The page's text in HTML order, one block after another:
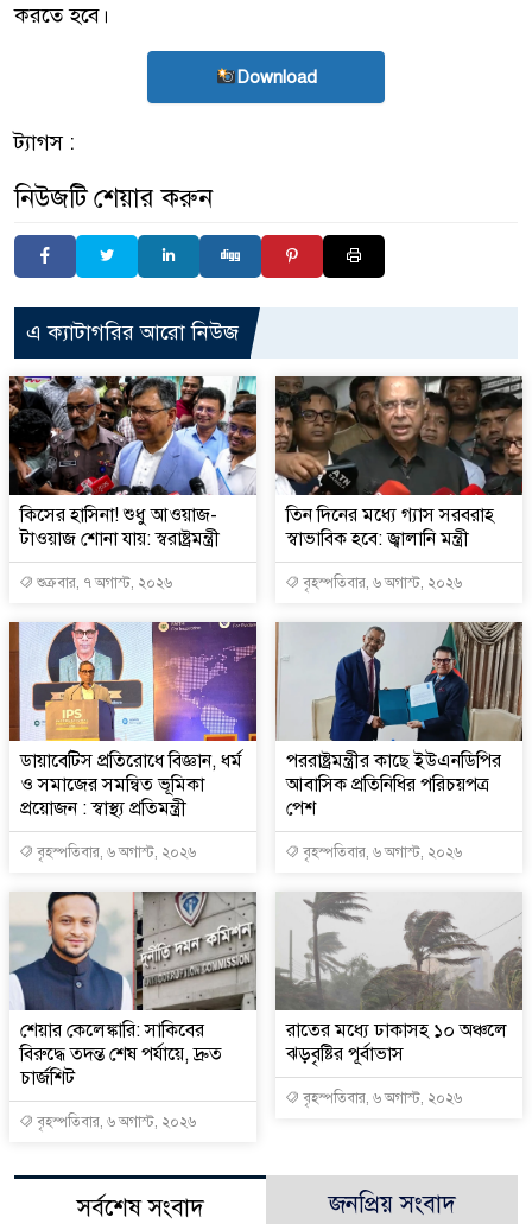
করতে হবে।
Download
ট্যাগস :
নিউজটি শেয়ার করুন
এ ক্যাটাগরির আরো নিউজ
কিসের হাসিনা! শুধু আওয়াজ-
টাওয়াজ শোনা যায়: স্বরাষ্ট্রমন্ত্রী
শুক্রবার, ৭ অগাস্ট, ২০২৬
তিন দিনের মধ্যে গ্যাস সরবরাহ
স্বাভাবিক হবে: জ্বালানি মন্ত্রী
বৃহস্পতিবার, ৬ অগাস্ট, ২০২৬
ডায়াবেটিস প্রতিরোধে বিজ্ঞান, ধর্ম
ও সমাজের সমন্বিত ভূমিকা
প্রয়োজন : স্বাস্থ্য প্রতিমন্ত্রী
বৃহস্পতিবার, ৬ অগাস্ট, ২০২৬
পররাষ্ট্রমন্ত্রীর কা‌ছে ইউএনডিপির
আবাসিক প্রতিনিধির পরিচয়পত্র
পেশ
বৃহস্পতিবার, ৬ অগাস্ট, ২০২৬
শেয়ার কেলেঙ্কারি: সাকিবের
বিরুদ্ধে তদন্ত শেষ পর্যায়ে, দ্রুত
চার্জশিট
বৃহস্পতিবার, ৬ অগাস্ট, ২০২৬
রাতের মধ্যে ঢাকাসহ ১০ অঞ্চলে
ঝড়বৃষ্টির পূর্বাভাস
বৃহস্পতিবার, ৬ অগাস্ট, ২০২৬
সর্বশেষ সংবাদ জনপ্রিয় সংবাদ